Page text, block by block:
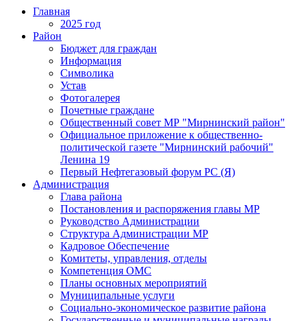
Главная
2025 год
Район
Бюджет для граждан
Информация
Символика
Устав
Фотогалерея
Почетные граждане
Общественный совет МР "Мирнинский район"
Официальное приложение к общественно-
политической газете "Мирнинский рабочий"
Ленина 19
Первый Нефтегазовый форум РС (Я)
Администрация
Глава района
Постановления и распоряжения главы МР
Руководство Администрации
Структура Администрации МР
Кадровое Обеспечение
Комитеты, управления, отделы
Компетенция ОМС
Планы основных мероприятий
Муниципальные услуги
Социально-экономическое развитие района